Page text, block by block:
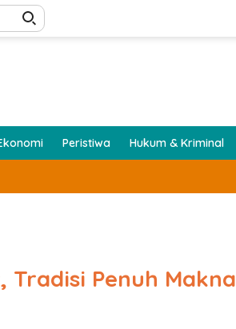
Peristiwa Hukum & Kriminal
Penuh Makna